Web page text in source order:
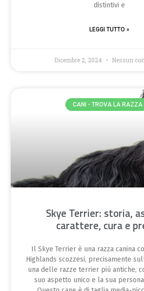
distintivi e
LEGGI TUTTO »
Dicembre 2, 2024 Nessun
CANI - TROVA LA RAZZA
Skye Terrier: storia,
carattere, cura e
Il Skye Terrier è una razza canina
Highlands scozzesi, precisamente
una delle razze terrier più antiche,
suo aspetto unico e la sua